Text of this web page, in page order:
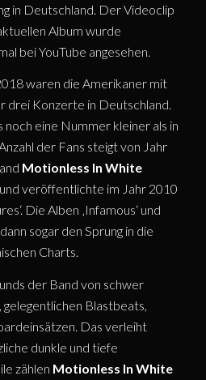
in Deutschland. Der Videoclip
Album wurde
bei YouTube angesehen.
waren die Amerikaner mit
drei Konzerte in Deutschland.
noch eine Nummer kleiner als in
der Fans steigt von Jahr
Motionless In White
veröffentlichte im Jahr 2010
Die Alben ‚Infamous‘ und
sogar den Sprung in die
Charts.
der Band von schwer
Blastbeats,
Das verleiht
dunkle und tiefe
zählen Motionless In White